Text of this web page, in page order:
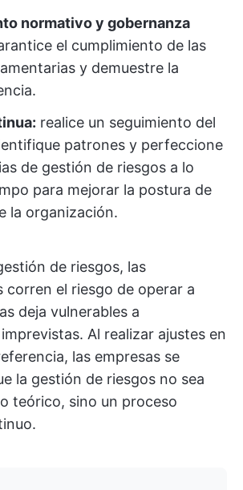
normativo y gobernanza
el cumplimiento de las
y demuestre la
realice un seguimiento del
patrones y perfeccione
de gestión de riesgos a lo
para mejorar la postura de
la organización.
de riesgos, las
corren el riesgo de operar a
deja vulnerables a
Al realizar ajustes en
las empresas se
la gestión de riesgos no sea
teórico, sino un proceso